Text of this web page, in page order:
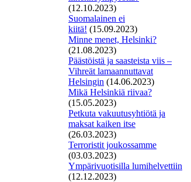
(12.10.2023)
Suomalainen ei
kiitä! (15.09.2023)
Minne menet, Helsinki?
(21.08.2023)
Päästöistä ja saasteista viis –
Vihreät lamaannuttavat
Helsingin (14.06.2023)
Mikä Helsinkiä riivaa?
(15.05.2023)
Petkuta vakuutusyhtiötä ja
maksat kaiken itse
(26.03.2023)
Terroristit joukossamme
(03.03.2023)
Ympärivuotisilla lumihelvettiin
(12.12.2023)